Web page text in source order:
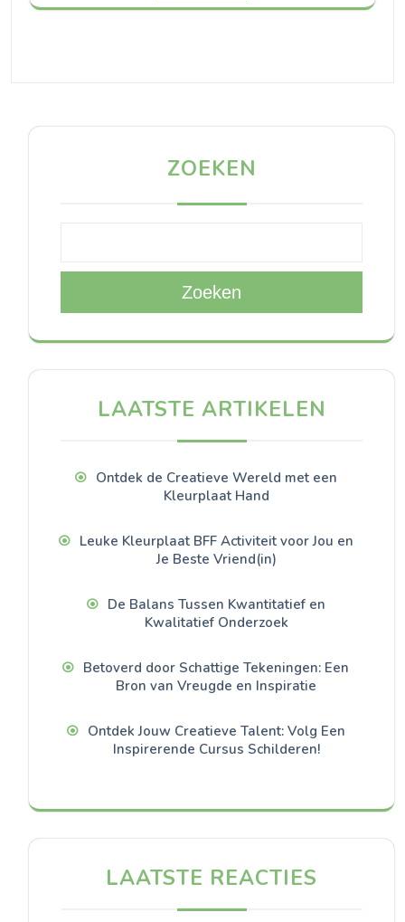
ZOEKEN
Zoeken
LAATSTE ARTIKELEN
Ontdek de Creatieve Wereld met een
Kleurplaat Hand
Leuke Kleurplaat BFF Activiteit voor Jou en
Je Beste Vriend(in)
De Balans Tussen Kwantitatief en
Kwalitatief Onderzoek
Betoverd door Schattige Tekeningen: Een
Bron van Vreugde en Inspiratie
Ontdek Jouw Creatieve Talent: Volg Een
Inspirerende Cursus Schilderen!
LAATSTE REACTIES